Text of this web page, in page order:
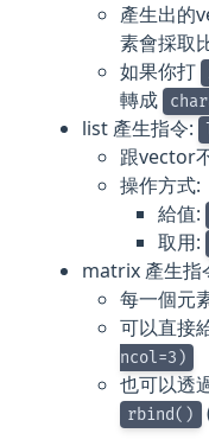
產生出的
素會採取
如果你打
轉成
list 產生指令:
跟vector
操作方式:
給值:
取用:
matrix 產生指
每一個元
可以直接
ncol=3)
也可以透
rbind()